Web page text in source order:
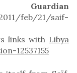
feb/21/saif-
links with Libya
12537155